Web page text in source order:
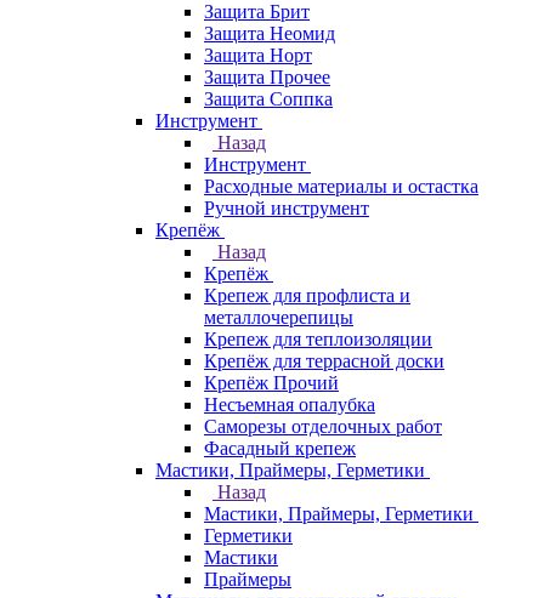
Защита Брит
Защита Неомид
Защита Норт
Защита Прочее
Защита Соппка
Инструмент
Назад
Инструмент
Расходные материалы и остастка
Ручной инструмент
Крепёж
Назад
Крепёж
Крепеж для профлиста и
металлочерепицы
Крепеж для теплоизоляции
Крепёж для террасной доски
Крепёж Прочий
Несъемная опалубка
Саморезы отделочных работ
Фасадный крепеж
Мастики, Праймеры, Герметики
Назад
Мастики, Праймеры, Герметики
Герметики
Мастики
Праймеры